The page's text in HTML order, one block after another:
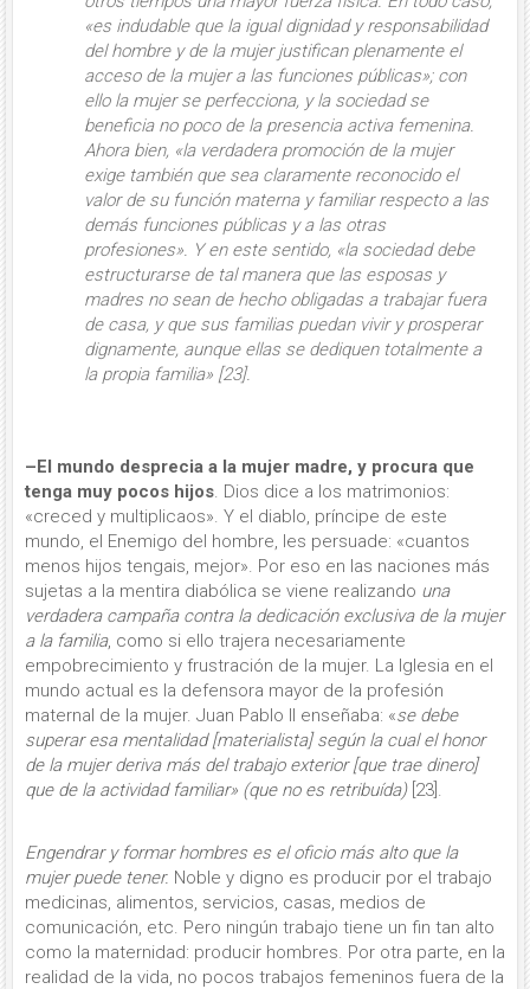
«es indudable que la igual digni­dad y responsabilidad
del hombre y de la mujer justifican plenamente el
acceso de la mujer a las funciones públicas»; con
ello la mujer se perfecciona, y la sociedad se
beneficia no poco de la pre­sencia activa femenina.
Ahora bien, «la verdadera promoción de la mujer
exige también que sea claramente reconocido el
valor de su función materna y fami­liarrespecto a las
demás funciones pú­blicas y a las otras
profesiones». Y en este sentido, «la sociedad debe
estructu­rarse de tal manera que las esposas y
madres no sean de hecho obligadas a trabajar fuera
de casa, y que sus fami­lias puedanvivir y prosperar
digna­mente, aunque ellas se dediquen total­mente a
la propia familia» [23].
–El mundo desprecia a la mujer madre, y procura que
tenga muy pocos hijos. Dios dice a los matrimonios:
«creced y multiplicaos». Y el diablo, príncipe de este
mundo, el Enemigo del hombre, les persuade: «cuantos
menos hijos tengais, mejor». Por eso en las naciones más
sujetas a la mentira diabólica se viene reali­zando una
verdadera campaña contra la dedicación exclusiva de la mujer
a la familia, como si ello trajera necesaria­mente
empobrecimiento y frustración de la mujer. La Iglesia en el
mundo actual es la defensora mayor de la profesión
maternal de la mujer. Juan Pablo II enseñaba: «se debe
superar esa mentalidad [materialista] según la cual el honor
de la mujer deriva más del trabajo exterior [que trae dinero]
que de la actividad familiar» (que no es retri­buída)[23].
Engendrar y formar hombres es el oficio más alto que la
mujer puede tener. Noble y digno es producir por el trabajo
medicinas, alimentos, servicios, casas, medios de
comunicación, etc. Pero ningún trabajo tiene un fin tan alto
como la maternidad: producir hombres. Por otra parte, en la
realidad de la vida, no pocos trabajos femeninos fuera de la